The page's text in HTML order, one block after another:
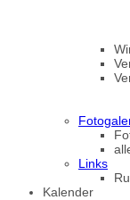
Links
Kalender